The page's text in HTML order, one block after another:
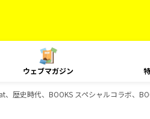
ウェブマガジン
、歴史時代、BOOKS スペシャルコラボ、